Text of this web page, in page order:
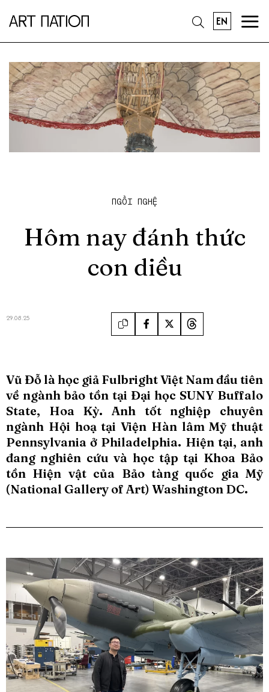
EN
NGỒI NGHỆ
Hôm nay đánh thức
con diều
29.08.25
Vũ Đỗ là học giả Fulbright Việt Nam đầu tiên
về ngành bảo tồn tại Đại học SUNY Buffalo
State, Hoa Kỳ. Anh tốt nghiệp chuyên
ngành Hội hoạ tại Viện Hàn lâm Mỹ thuật
Pennsylvania ở Philadelphia. Hiện tại, anh
đang nghiên cứu và học tập tại Khoa Bảo
tồn Hiện vật của Bảo tàng quốc gia Mỹ
(National Gallery of Art) Washington DC.